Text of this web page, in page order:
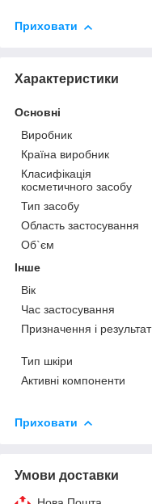
Приховати
Характеристики
Основні
Виробник
Країна виробник
Класифікація
косметичного засобу
Тип засобу
Область застосування
Об`єм
Інше
Вік
Час застосування
Призначення і результат
Тип шкіри
Активні компоненти
Приховати
Умови доставки